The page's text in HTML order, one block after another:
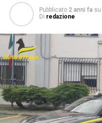
Pubblicato 2 anni fa su
Di redazione